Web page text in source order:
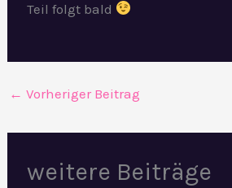
Teil folgt bald
← Vorheriger Beitrag
weitere Beiträge